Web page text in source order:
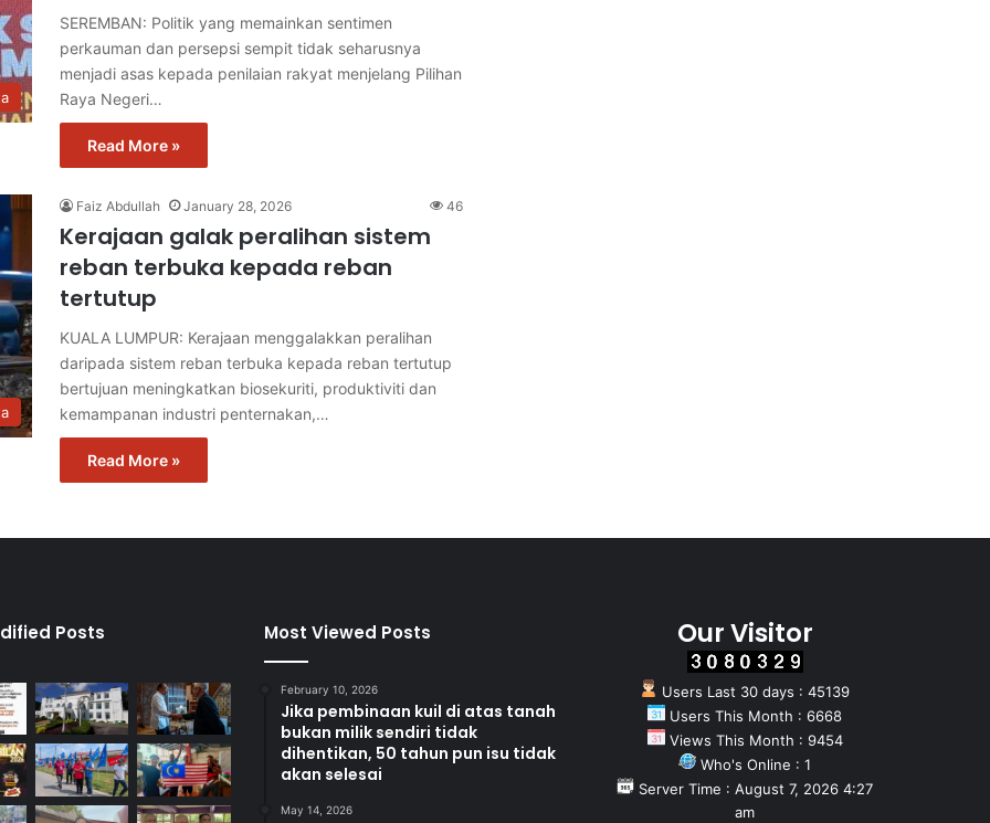
SEREMBAN: Politik yang memainkan sentimen
perkauman dan persepsi sempit tidak seharusnya
menjadi asas kepada penilaian rakyat menjelang Pilihan
Raya Negeri…
Read More »
Faiz Abdullah January 28, 2026 46
Kerajaan galak peralihan sistem
reban terbuka kepada reban
tertutup
KUALA LUMPUR: Kerajaan menggalakkan peralihan
daripada sistem reban terbuka kepada reban tertutup
bertujuan meningkatkan biosekuriti, produktiviti dan
kemampanan industri penternakan,…
Read More »
Posts Most Viewed Posts
February 10, 2026
Jika pembinaan kuil di atas tanah
bukan milik sendiri tidak
dihentikan, 50 tahun pun isu tidak
akan selesai
May 14, 2026
Our Visitor
Users Last 30 days : 45139
Users This Month : 6668
Views This Month : 9454
Who's Online : 1
Server Time : August 7, 2026 4:27
am